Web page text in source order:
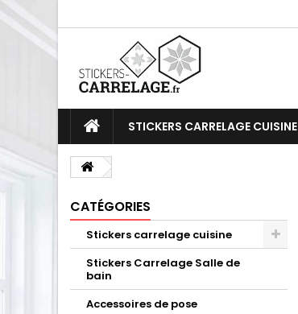
STICKERS CARRELAGE CUISINE
CATÉGORIES
Stickers carrelage cuisine
Stickers Carrelage Salle de
bain
Accessoires de pose